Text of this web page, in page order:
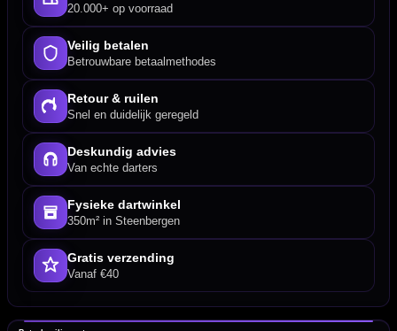
20.000+ op voorraad
Veilig betalen
Betrouwbare betaalmethodes
Retour & ruilen
Snel en duidelijk geregeld
Deskundig advies
Van echte darters
Fysieke dartwinkel
350m² in Steenbergen
Gratis verzending
Vanaf €40